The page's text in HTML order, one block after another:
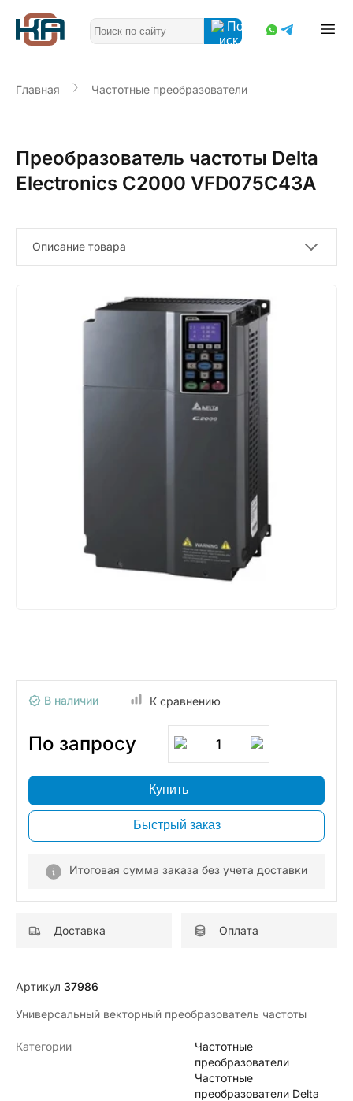
Главная Частотные преобразователи
Преобразователь частоты Delta
Electronics C2000 VFD075C43A
Описание товара
В наличии К сравнению
По запросу 1
Купить
Быстрый заказ
Итоговая сумма заказа без учета доставки
Доставка Оплата
Артикул 37986
Универсальный векторный преобразователь частоты
Категории
Частотные
преобразователи
Частотные
преобразователи Delta